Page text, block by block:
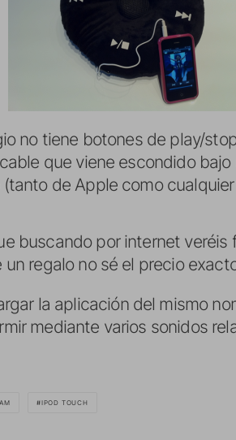
no tiene botones de play/
que viene escondido
de Apple como
buscando por internet veréis
regalo no sé el precio
la aplicación del mismo
mediante varios sonidos
IPOD TOUCH